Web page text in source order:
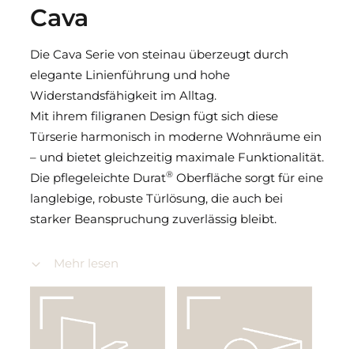
Cava
Die Cava Serie von steinau überzeugt durch
elegante Linienführung und hohe
Widerstandsfähigkeit im Alltag.
Mit ihrem filigranen Design fügt sich diese
Türserie harmonisch in moderne Wohnräume ein
– und bietet gleichzeitig maximale Funktionalität.
Die pflegeleichte Durat®Oberfläche sorgt für eine
langlebige, robuste Türlösung, die auch bei
starker Beanspruchung zuverlässig bleibt.
Ein besonderes Highlight sind die 4Protect-
Kanten: Sie sind stoß- und kratzunempfindlich
sondern auch optisch hochwertig ab.
Mehr lesen